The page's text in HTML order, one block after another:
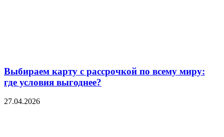
Выбираем карту с рассрочкой по всему миру:
где условия выгоднее?
27.04.2026